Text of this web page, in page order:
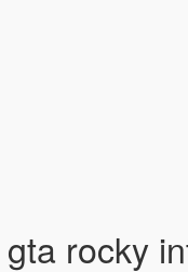
gta rocky